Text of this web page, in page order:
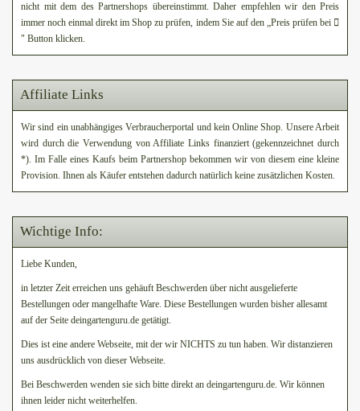
nicht mit dem des Partnershops übereinstimmt. Daher empfehlen wir den Preis
immer noch einmal direkt im Shop zu prüfen, indem Sie auf den „Preis prüfen bei
" Button klicken.
Affiliate Links
Wir sind ein unabhängiges Verbraucherportal und kein Online Shop. Unsere Arbeit
wird durch die Verwendung von Affiliate Links finanziert (gekennzeichnet durch
*). Im Falle eines Kaufs beim Partnershop bekommen wir von diesem eine kleine
Provision. Ihnen als Käufer entstehen dadurch natürlich keine zusätzlichen Kosten.
Wichtige Info:
Liebe Kunden,
in letzter Zeit erreichen uns gehäuft Beschwerden über nicht ausgelieferte
Bestellungen oder mangelhafte Ware. Diese Bestellungen wurden bisher allesamt
auf der Seite deingartenguru.de getätigt.
Dies ist eine andere Webseite, mit der wir NICHTS zu tun haben. Wir distanzieren
uns ausdrücklich von dieser Webseite.
Bei Beschwerden wenden sie sich bitte direkt an deingartenguru.de. Wir können
ihnen leider nicht weiterhelfen.